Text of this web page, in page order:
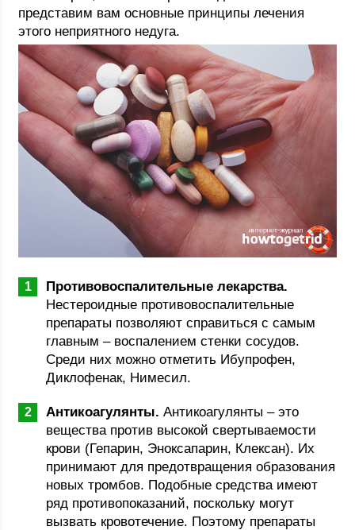
представим вам основные принципы лечения
этого неприятного недуга.
Противовоспалительные лекарства.
Нестероидные противовоспалительные
препараты позволяют справиться с самым
главным – воспалением стенки сосудов.
Среди них можно отметить Ибупрофен,
Диклофенак, Нимесил.
Антикоагулянты. Антикоагулянты – это
вещества против высокой свертываемости
крови (Гепарин, Эноксапарин, Клексан). Их
принимают для предотвращения образования
новых тромбов. Подобные средства имеют
ряд противопоказаний, поскольку могут
вызвать кровотечение. Поэтому препараты